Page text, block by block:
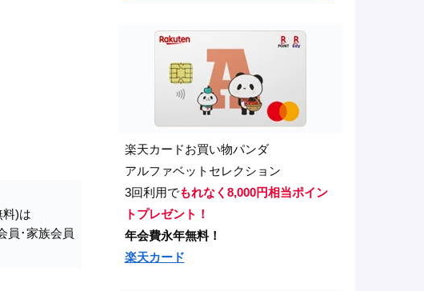
料)は
員･家族会員
楽天カードお買い物パンダ
アルファベットセレクション
3回利用でもれなく8,000円相当ポイン
トプレゼント！
年会費永年無料！
楽天カード